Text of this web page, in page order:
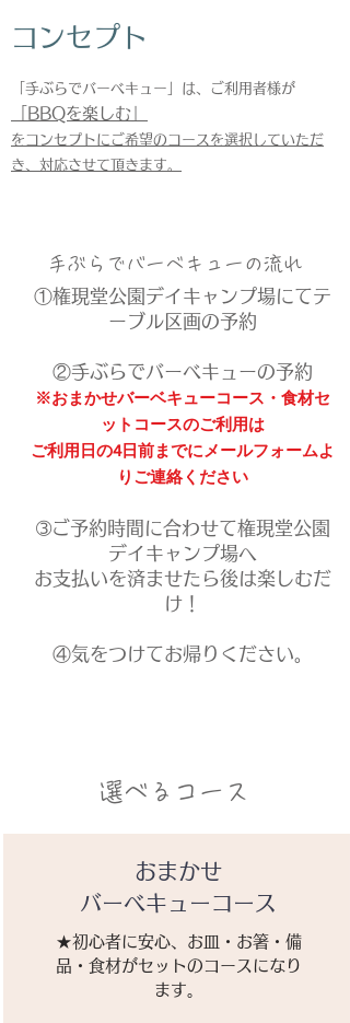
​コンセプト
​「手ぶらでバーベキュー」は、ご利用者様が
「BBQを楽しむ
をコンセプトにご希望のコースを選択していただ
き、対応させて頂きます。
​手ぶらでバーベキューの流​れ
①権現堂公園デイキャンプ場にてテ
ーブル区画の予約
②手ぶらでバーベキューの予約
※おまかせバーベキューコース・食材セ
ットコースのご利用は
​ご利用日の4日前までにメールフォームよ
りご連絡ください
➂ご予約時間に合わせて権現堂公園
デイキャンプ場へ
お支払いを済ませたら後は楽しむだ
け！​
​④気をつけてお帰りください。
選べるコース
​おまかせ
バーベキューコース
​★初心者に安心、お皿・お箸・備
品・食材がセットのコースになり
ます。